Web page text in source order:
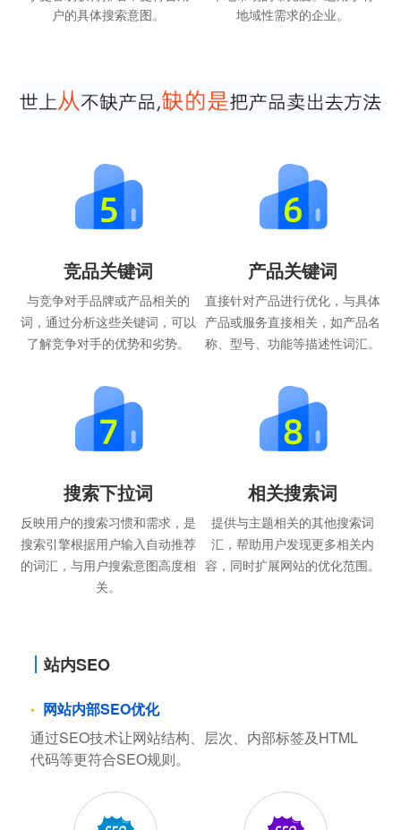
户的具体搜索意图。
地域性需求的企业。
竞品关键词
与竞争对手品牌或产品相关的
词，通过分析这些关键词，可以
了解竞争对手的优势和劣势。
产品关键词
直接针对产品进行优化，与具体
产品或服务直接相关，如产品名
称、型号、功能等描述性词汇。
搜索下拉词
反映用户的搜索习惯和需求，是
搜索引擎根据用户输入自动推荐
的词汇，与用户搜索意图高度相
关。
相关搜索词
提供与主题相关的其他搜索词
汇，帮助用户发现更多相关内
容，同时扩展网站的优化范围。
站内SEO
网站内部SEO优化
通过SEO技术让网站结构、层次、内部标签及HTML
代码等更符合SEO规则。